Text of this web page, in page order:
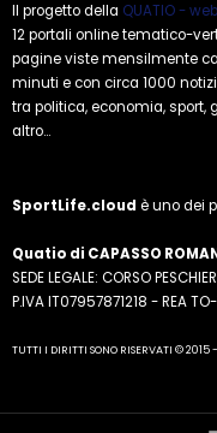
Il progetto della QUATIO -
12 portali online tematico-
pagine viste mensilmente
minuti e con circa 1000
tra politica, economia, sport,
altro...
SportLife.cloud è uno dei
Quatio di CAPASSO
SEDE LEGALE: CORSO
P.IVA IT07957871218 - REA
TUTTI I DIRITTI SONO RISERVATI ©